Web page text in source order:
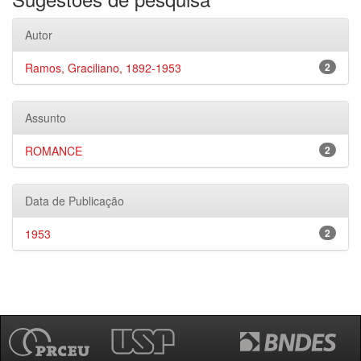
Autor
2
Ramos, Graciliano, 1892-1953
Assunto
2
ROMANCE
Data de Publicação
2
1953